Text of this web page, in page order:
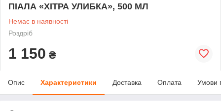
ПІАЛА «ХІТРА УЛИБКА», 500 МЛ
Немає в наявності
Роздріб
1 150 ₴
Опис Характеристики Доставка Оплата Умови